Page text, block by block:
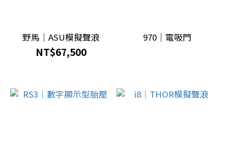
野馬｜ASU模擬聲浪
NT$67,500
970｜電吸門